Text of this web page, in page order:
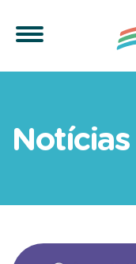
Notícias